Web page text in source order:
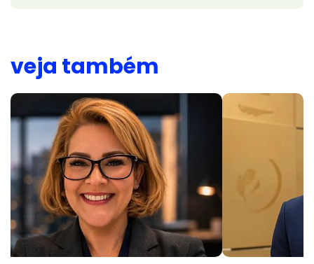
veja também